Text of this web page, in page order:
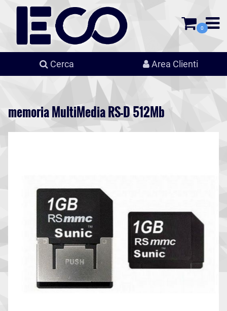
0
Cerca Area Clienti
memoria MultiMedia RS-D 512Mb